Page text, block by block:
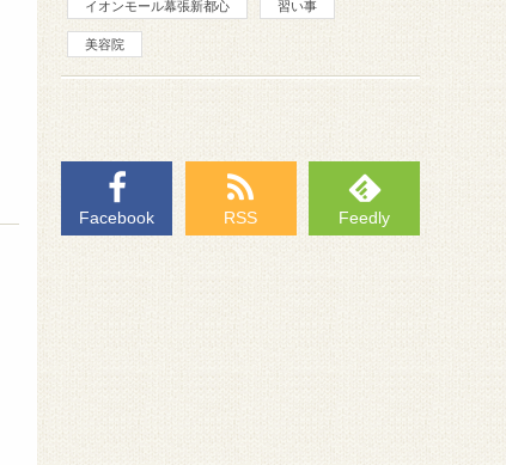
イオンモール幕張新都心 習い事
美容院
Facebook RSS Feedly